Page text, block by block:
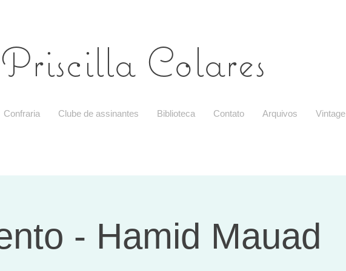
Priscilla Colares
Confraria Clube de assinantes Biblioteca Contato Arquivos Vintage
- Hamid Mauad